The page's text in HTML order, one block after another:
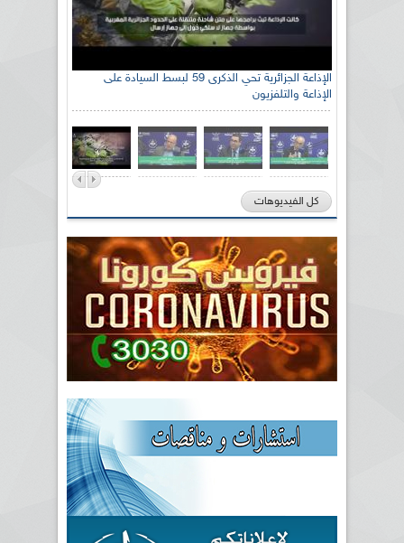
الإذاعة الجزائرية تحي الذكرى 59 لبسط السيادة على
الإذاعة والتلفزيون
كل الفيديوهات